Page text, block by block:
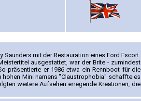
Saunders mit der Restauration eines Ford Escort.
ausgestattet, war der Brite - zumindest
präsentierte er 1986 etwa ein Rennboot für die
Mini namens "Claustrophobia" schaffte es
weitere Aufsehen erregende Kreationen, die